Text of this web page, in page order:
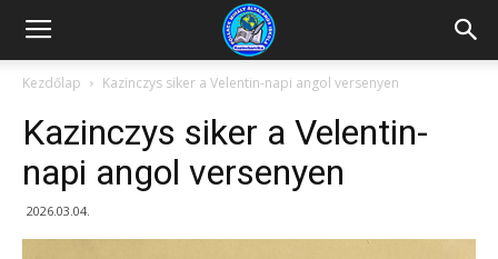
Kazincbarcikai
Pollack
Mihály
Kezdőlap Kazinczys siker a Velentin-napi angol versenyen
Kazinczys siker a Velentin-
napi angol versenyen
2026.03.04.